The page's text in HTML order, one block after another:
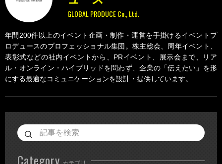
GLOBAL PRODUCE Co., Ltd.
年間200件以上のイベント企画・制作・運営を手掛けるイベントプ
ロデュースのプロフェッショナル集団。株主総会、周年イベント、
表彰式などの社内イベントから、PRイベント、展示会まで、リア
ル・オンライン・ハイブリッドを問わず、企業の「伝えたい」を形
にする最適なコミュニケーションを設計・提供しています。
Category